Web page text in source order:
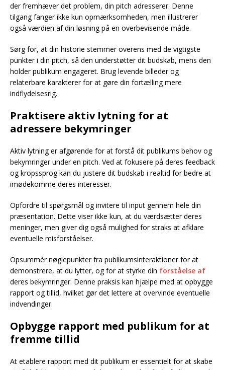
der fremhæver det problem, din pitch adresserer. Denne
tilgang fanger ikke kun opmærksomheden, men illustrerer
også værdien af din løsning på en overbevisende måde.
Sørg for, at din historie stemmer overens med de vigtigste
punkter i din pitch, så den understøtter dit budskab, mens den
holder publikum engageret. Brug levende billeder og
relaterbare karakterer for at gøre din fortælling mere
indflydelsesrig.
Praktisere aktiv lytning for at
adressere bekymringer
Aktiv lytning er afgørende for at forstå dit publikums behov og
bekymringer under en pitch. Ved at fokusere på deres feedback
og kropssprog kan du justere dit budskab i realtid for bedre at
imødekomme deres interesser.
Opfordre til spørgsmål og invitere til input gennem hele din
præsentation. Dette viser ikke kun, at du værdsætter deres
meninger, men giver dig også mulighed for straks at afklare
eventuelle misforståelser.
Opsummér nøglepunkter fra publikumsinteraktioner for at
demonstrere, at du lytter, og for at styrke din forståelse af
deres bekymringer. Denne praksis kan hjælpe med at opbygge
rapport og tillid, hvilket gør det lettere at overvinde eventuelle
indvendinger.
Opbygge rapport med publikum for at
fremme tillid
At etablere rapport med dit publikum er essentielt for at skabe